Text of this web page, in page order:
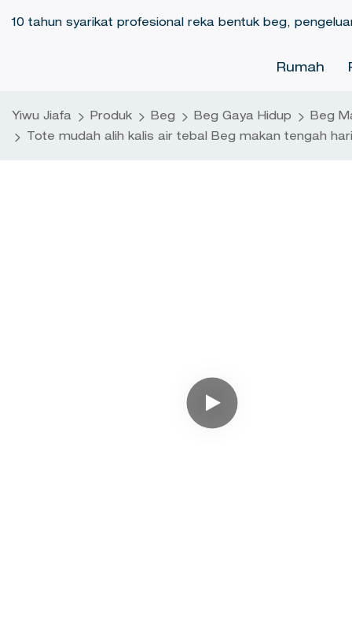
10 tahun syarikat profesional reka bentuk beg,
Rumah
Yiwu Jiafa Produk Beg Beg Gaya Hidup
Beg
Tote mudah alih kalis air tebal Beg makan tengah